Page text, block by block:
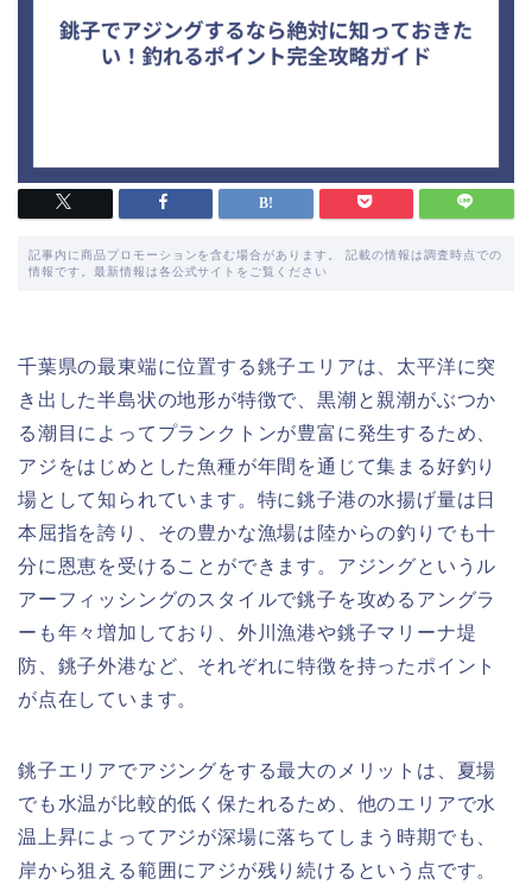
記事内に商品プロモーションを含む場合があります。 記載の情報は調査時点での
情報です。最新情報は各公式サイトをご覧ください
千葉県の最東端に位置する銚子エリアは、太平洋に突
き出した半島状の地形が特徴で、黒潮と親潮がぶつか
る潮目によってプランクトンが豊富に発生するため、
アジをはじめとした魚種が年間を通じて集まる好釣り
場として知られています。特に銚子港の水揚げ量は日
本屈指を誇り、その豊かな漁場は陸からの釣りでも十
分に恩恵を受けることができます。アジングというル
アーフィッシングのスタイルで銚子を攻めるアングラ
ーも年々増加しており、外川漁港や銚子マリーナ堤
防、銚子外港など、それぞれに特徴を持ったポイント
が点在しています。
銚子エリアでアジングをする最大のメリットは、夏場
でも水温が比較的低く保たれるため、他のエリアで水
温上昇によってアジが深場に落ちてしまう時期でも、
岸から狙える範囲にアジが残り続けるという点です。